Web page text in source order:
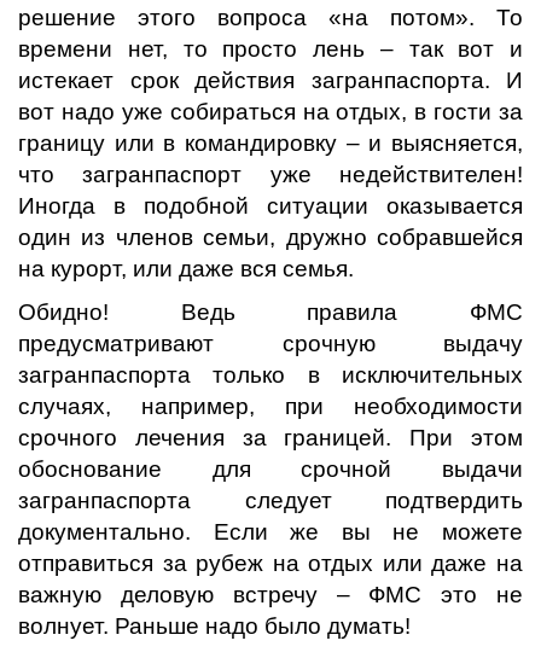
решение этого вопроса «на потом». То
времени нет, то просто лень – так вот и
истекает срок действия загранпаспорта. И
вот надо уже собираться на отдых, в гости за
границу или в командировку – и выясняется,
что загранпаспорт уже недействителен!
Иногда в подобной ситуации оказывается
один из членов семьи, дружно собравшейся
на курорт, или даже вся семья.
Обидно! Ведь правила ФМС
предусматривают срочную выдачу
загранпаспорта только в исключительных
случаях, например, при необходимости
срочного лечения за границей. При этом
обоснование для срочной выдачи
загранпаспорта следует подтвердить
документально. Если же вы не можете
отправиться за рубеж на отдых или даже на
важную деловую встречу – ФМС это не
волнует. Раньше надо было думать!